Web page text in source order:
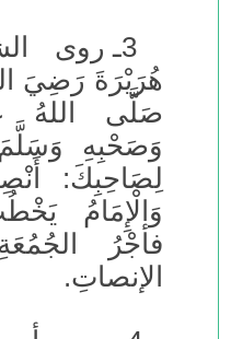
3ـ روى
هُرَيْرَةَ رَضِيَ
صَلَّى اللهُ
وَصَحْبِهِ
لِصَاحِبِكَ:
وَالْإِمَامُ
فأجْرُ
الإنصاتِ.